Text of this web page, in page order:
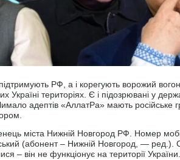
підтримують РФ, а і корегують ворожий
Україні територіях. Є і підозрювані у
адептів «АллатРа» мають російське
міста Нижній Новгород РФ. Номер
(абонент – Нижній Новгород, — ред.).
– він не функціонує на території України.